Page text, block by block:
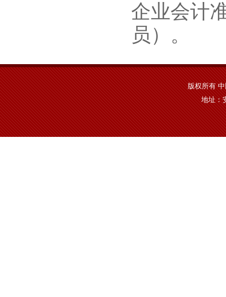
企业会计
员）。
版权所有
地址：